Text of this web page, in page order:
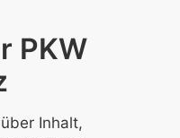
PKW
Inhalt,